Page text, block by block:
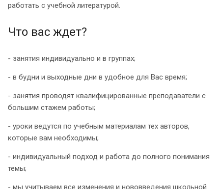
работать с учебной литературой.
Что вас ждет?
- занятия индивидуально и в группах;
- в будни и выходные дни в удобное для Вас время;
- занятия проводят квалифицированные преподаватели с
большим стажем работы;
- уроки ведутся по учебным материалам тех авторов,
которые вам необходимы;
- индивидуальный подход и работа до полного понимания
темы;
- мы учитываем все изменения и нововведения школьной